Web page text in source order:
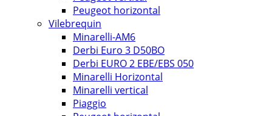
Peugeot horizontal
Vilebrequin
Minarelli-AM6
Derbi Euro 3 D50BO
Derbi EURO 2 EBE/EBS 050
Minarelli Horizontal
Minarelli vertical
Piaggio